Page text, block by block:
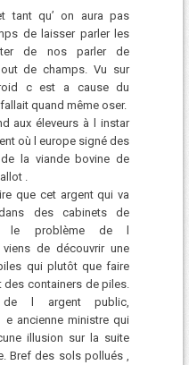
tant qu’ on aura pas
de laisser parler les
de nos parler de
de champs. Vu sur
c est a cause du
quand même oser.
aux éleveurs à l instar
où l europe signé des
la viande bovine de
.
que cet argent qui va
des cabinets de
le problème de l
de découvrir une
qui plutôt que faire
containers de piles.
de l argent public,
ancienne ministre qui
illusion sur la suite
Bref des sols pollués ,